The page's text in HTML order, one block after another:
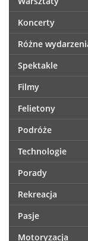
Koncerty
Różne
Spektakle
Filmy
Felietony
Podróże
Technologie
Porady
Rekreacja
Pasje
Motoryzacja